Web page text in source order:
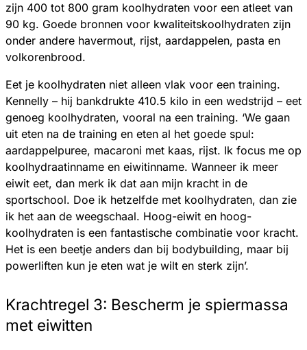
zijn 400 tot 800 gram koolhydraten voor een atleet van
90 kg. Goede bronnen voor kwaliteitskoolhydraten zijn
onder andere havermout, rijst, aardappelen, pasta en
volkorenbrood.
Eet je koolhydraten niet alleen vlak voor een training.
Kennelly – hij bankdrukte 410.5 kilo in een wedstrijd – eet
genoeg koolhydraten, vooral na een training. ‘We gaan
uit eten na de training en eten al het goede spul:
aardappelpuree, macaroni met kaas, rijst. Ik focus me op
koolhydraatinname en eiwitinname. Wanneer ik meer
eiwit eet, dan merk ik dat aan mijn kracht in de
sportschool. Doe ik hetzelfde met koolhydraten, dan zie
ik het aan de weegschaal. Hoog-eiwit en hoog-
koolhydraten is een fantastische combinatie voor kracht.
Het is een beetje anders dan bij bodybuilding, maar bij
powerliften kun je eten wat je wilt en sterk zijn’.
Krachtregel 3: Bescherm je spiermassa
met eiwitten